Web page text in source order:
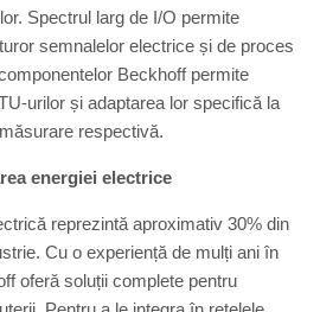
Spectrul larg de I/O permite
semnalelor electrice și de proces
Beckhoff permite
urilor și adaptarea lor specifică la
respectivă.
energiei electrice
reprezintă aproximativ 30% din
Cu o experiență de mulți ani în
oferă soluții complete pentru